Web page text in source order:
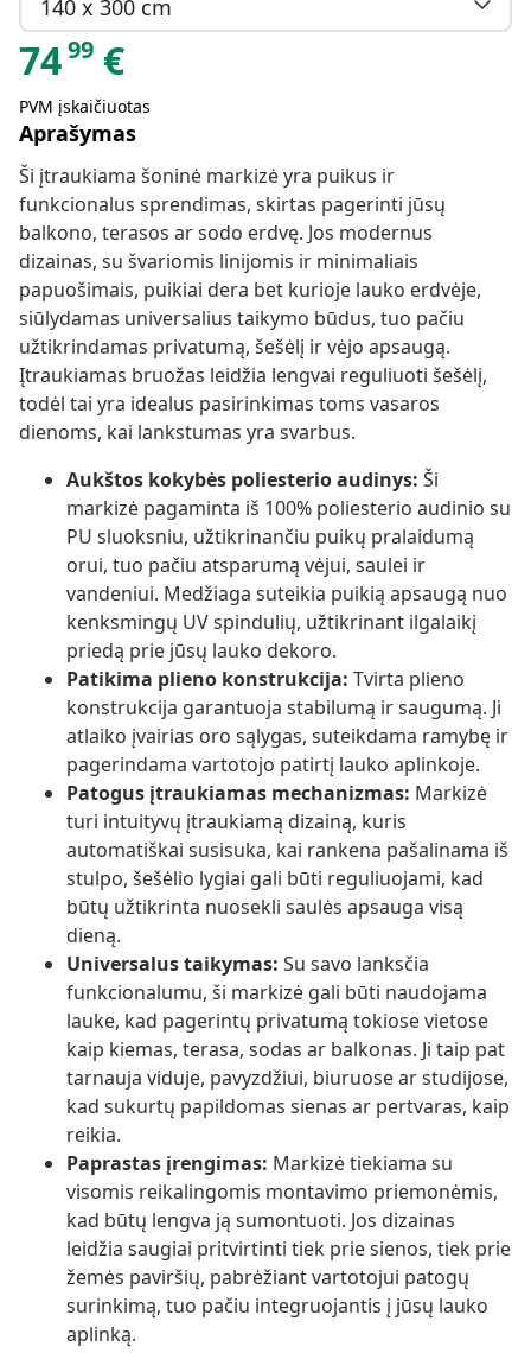
140 x 300 cm
7499 €
PVM įskaičiuotas
Aprašymas
Ši įtraukiama šoninė markizė yra puikus ir
funkcionalus sprendimas, skirtas pagerinti jūsų
balkono, terasos ar sodo erdvę. Jos modernus
dizainas, su švariomis linijomis ir minimaliais
papuošimais, puikiai dera bet kurioje lauko erdvėje,
siūlydamas universalius taikymo būdus, tuo pačiu
užtikrindamas privatumą, šešėlį ir vėjo apsaugą.
Įtraukiamas bruožas leidžia lengvai reguliuoti šešėlį,
todėl tai yra idealus pasirinkimas toms vasaros
dienoms, kai lankstumas yra svarbus.
Aukštos kokybės poliesterio audinys: Ši
markizė pagaminta iš 100% poliesterio audinio su
PU sluoksniu, užtikrinančiu puikų pralaidumą
orui, tuo pačiu atsparumą vėjui, saulei ir
vandeniui. Medžiaga suteikia puikią apsaugą nuo
kenksmingų UV spindulių, užtikrinant ilgalaikį
priedą prie jūsų lauko dekoro.
Patikima plieno konstrukcija: Tvirta plieno
konstrukcija garantuoja stabilumą ir saugumą. Ji
atlaiko įvairias oro sąlygas, suteikdama ramybę ir
pagerindama vartotojo patirtį lauko aplinkoje.
Patogus įtraukiamas mechanizmas: Markizė
turi intuityvų įtraukiamą dizainą, kuris
automatiškai susisuka, kai rankena pašalinama iš
stulpo, šešėlio lygiai gali būti reguliuojami, kad
būtų užtikrinta nuosekli saulės apsauga visą
dieną.
Universalus taikymas: Su savo lanksčia
funkcionalumu, ši markizė gali būti naudojama
lauke, kad pagerintų privatumą tokiose vietose
kaip kiemas, terasa, sodas ar balkonas. Ji taip pat
tarnauja viduje, pavyzdžiui, biuruose ar studijose,
kad sukurtų papildomas sienas ar pertvaras, kaip
reikia.
Paprastas įrengimas: Markizė tiekiama su
visomis reikalingomis montavimo priemonėmis,
kad būtų lengva ją sumontuoti. Jos dizainas
leidžia saugiai pritvirtinti tiek prie sienos, tiek prie
žemės paviršių, pabrėžiant vartotojui patogų
surinkimą, tuo pačiu integruojantis į jūsų lauko
aplinką.